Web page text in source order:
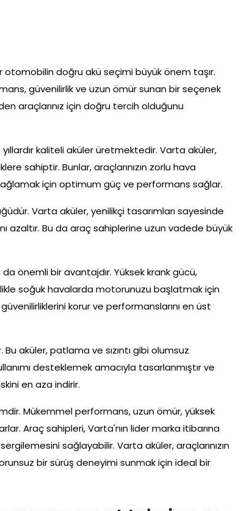
otomobilin doğru akü seçimi büyük önem taşır.
güvenilirlik ve uzun ömür sunan bir seçenek
araçlarınız için doğru tercih olduğunu
kaliteli aküler üretmektedir. Varta aküler,
sahiptir. Bunlar, araçlarınızın zorlu hava
için optimum güç ve performans sağlar.
Varta aküler, yenilikçi tasarımları sayesinde
azaltır. Bu da araç sahiplerine uzun vadede büyük
önemli bir avantajdır. Yüksek krank gücü,
soğuk havalarda motorunuzu başlatmak için
korur ve performanslarını en üst
aküler, patlama ve sızıntı gibi olumsuz
desteklemek amacıyla tasarlanmıştır ve
en aza indirir.
Mükemmel performans, uzun ömür, yüksek
Araç sahipleri, Varta'nın lider marka itibarına
sağlayabilir. Varta aküler, araçlarınızın
bir sürüş deneyimi sunmak için ideal bir